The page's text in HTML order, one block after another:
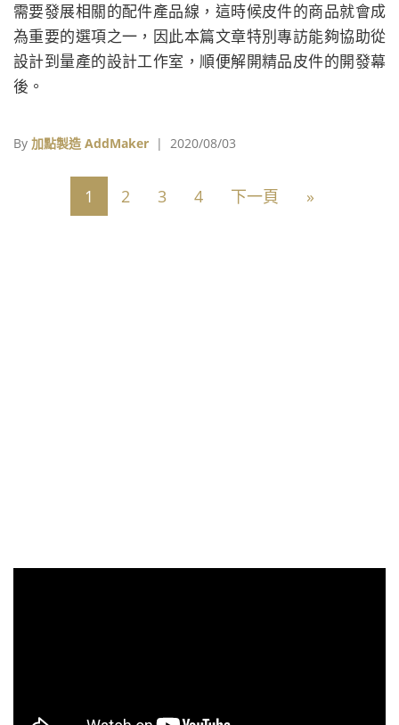
需要發展相關的配件產品線，這時候皮件的商品就會成
為重要的選項之一，因此本篇文章特別專訪能夠協助從
設計到量產的設計工作室，順便解開精品皮件的開發幕
後。
By 加點製造 AddMaker | 2020/08/03
1 2 3 4 下一頁 »